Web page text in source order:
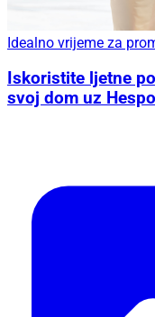
Idealno vrijeme za
Iskoristite ljetne
svoj dom uz